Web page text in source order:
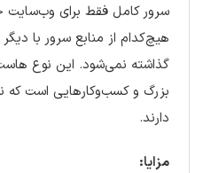
سرور کامل فقط برای وب‌سایت
هیچ‌کدام از منابع سرور با
گذاشته نمی‌شود. این نوع
بزرگ و کسب‌وکارهایی است که
دارند.
مزایا: